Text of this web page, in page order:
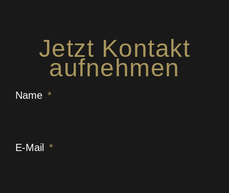
Jetzt Kontakt
aufnehmen
Name
E-Mail